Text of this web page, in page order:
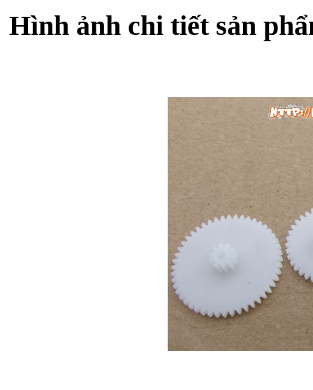
Hình ảnh chi tiết sản